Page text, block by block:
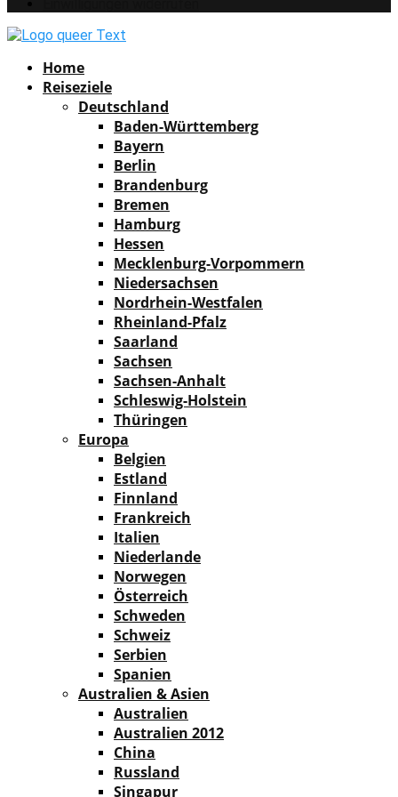
Home
Reiseziele
Deutschland
Baden-Württemberg
Bayern
Berlin
Brandenburg
Bremen
Hamburg
Hessen
Mecklenburg-Vorpommern
Niedersachsen
Nordrhein-Westfalen
Rheinland-Pfalz
Saarland
Sachsen
Sachsen-Anhalt
Schleswig-Holstein
Thüringen
Europa
Belgien
Estland
Finnland
Frankreich
Italien
Niederlande
Norwegen
Österreich
Schweden
Schweiz
Serbien
Spanien
Australien & Asien
Australien
Australien 2012
China
Russland
Singapur